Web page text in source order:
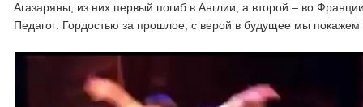
Агазаряны, из них первый погиб в Англии, а второй – во
Педагог: Гордостью за прошлое, с верой в будущее мы